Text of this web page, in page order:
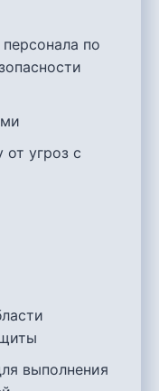
по
от угроз с
выполнения